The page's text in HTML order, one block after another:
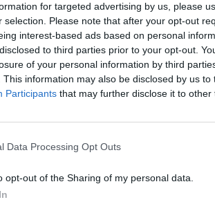
for targeted advertising by us, please
selection. Please note that after your opt-out
interest-based ads based on personal
to third parties prior to your opt-out.
of your personal information by third
This information may also be disclosed by us
Participants that may further disclose it to other
Data Processing Opt Outs
opt-out of the Sharing of my personal data.
isabel :
3